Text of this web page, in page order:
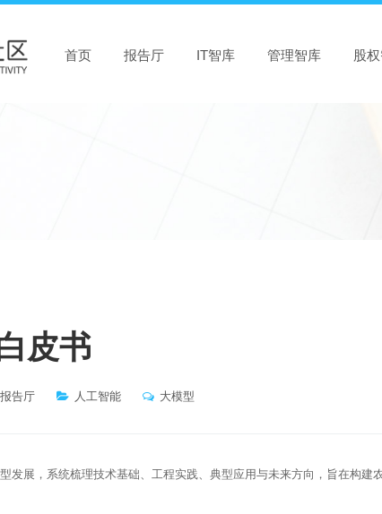
首页 报告厅 IT智库 管理智库 股
皮书
报告厅 人工智能 大模型
发展，系统梳理技术基础、工程实践、典型应用与未来方向，旨在构建